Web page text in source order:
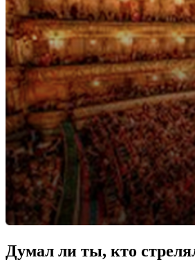
Думал ли ты, кто